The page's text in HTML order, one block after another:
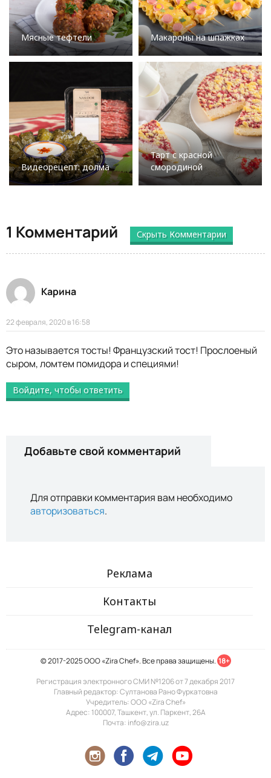
Мясные тефтели Макароны на шпажках
Видеорецепт: долма
Тарт с красной
смородиной
1 Комментарий Скрыть Комментарии
Карина
22 февраля, 2020 в 16:58
Это называется тосты! Французский тост! Прослоеный
сыром, ломтем помидора и специями!
Войдите, чтобы ответить
Добавьте свой комментарий
Для отправки комментария вам необходимо
авторизоваться.
Реклама
Контакты
Telegram-канал
© 2017-2025 ООО «Zira Chef». Все права защищены. 18+
Регистрация электронного СМИ №1206 от 7 декабря 2017
Главный редактор: Султанова Рано Фуркатовна
Учредитель: ООО «Zira Chef»
Адрес: 100007, Ташкент, ул. Паркент, 26А
Почта: info@zira.uz